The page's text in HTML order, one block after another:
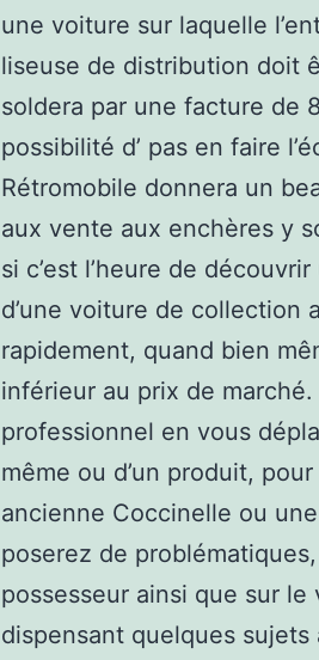
une voiture sur laquelle
liseuse de distribution doit
soldera par une facture de
possibilité d’ pas en faire
Rétromobile donnera un
aux vente aux enchères y
si c’est l’heure de
d’une voiture de collection
rapidement, quand bien
inférieur au prix de
professionnel en vous
même ou d’un produit,
ancienne Coccinelle ou
poserez de
possesseur ainsi que sur
dispensant quelques